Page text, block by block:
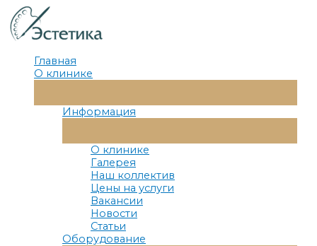
Перейти
к
содержимому
Главная
О клинике
Меню
Информация
Меню
О клинике
Галерея
Наш коллектив
Цены на услуги
Вакансии
Новости
Статьи
Оборудование